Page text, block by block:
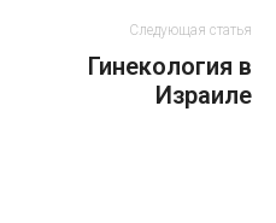
Следующая статья
Гинекология в
Израиле